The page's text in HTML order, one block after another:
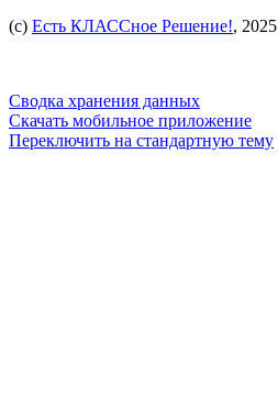
(c) Есть КЛАССное Решение!, 2025
Сводка хранения данных
Скачать мобильное приложение
Переключить на стандартную тему